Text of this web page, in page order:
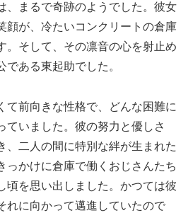
、まるで奇跡のようでした。彼女
顔が、冷たいコンクリートの倉庫
。そして、その凛音の心を射止め
ある東起助でした。
て前向きな性格で、どんな困難に
ていました。彼の努力と優しさ
、二人の間に特別な絆が生まれた
っかけに倉庫で働くおじさんたち
頃を思い出しました。かつては彼
れに向かって邁進していたので